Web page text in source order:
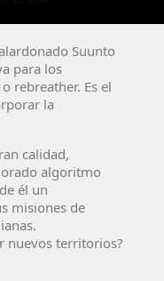
Suunto
para los
rebreather. Es el
la
calidad,
algoritmo
él un
misiones de
nuevos territorios?